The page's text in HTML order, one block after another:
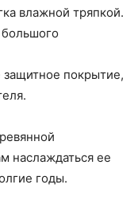
влажной тряпкой.
покрытие,
наслаждаться ее
годы.